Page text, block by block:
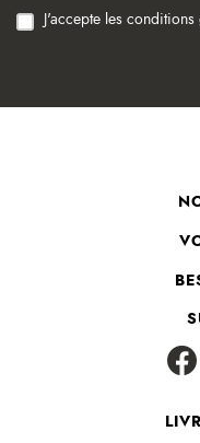
J'accepte les